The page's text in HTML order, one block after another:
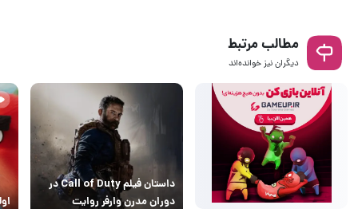
مطالب مرتبط
دیگران نیز خوانده‌اند
داستان فیلم Call of Duty در
دوران مدرن وارفر روایت